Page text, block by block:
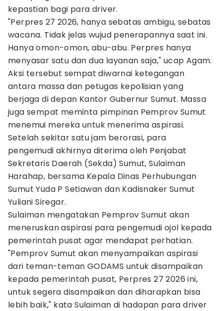
kepastian bagi para driver.
"Perpres 27 2026, hanya sebatas ambigu, sebatas
wacana. Tidak jelas wujud penerapannya saat ini.
Hanya omon-omon, abu-abu. Perpres hanya
menyasar satu dan dua layanan saja," ucap Agam.
Aksi tersebut sempat diwarnai ketegangan
antara massa dan petugas kepolisian yang
berjaga di depan Kantor Gubernur Sumut. Massa
juga sempat meminta pimpinan Pemprov Sumut
menemui mereka untuk menerima aspirasi.
Setelah sekitar satu jam berorasi, para
pengemudi akhirnya diterima oleh Penjabat
Sekretaris Daerah (Sekda) Sumut, Sulaiman
Harahap, bersama Kepala Dinas Perhubungan
Sumut Yuda P Setiawan dan Kadisnaker Sumut
Yuliani Siregar.
Sulaiman mengatakan Pemprov Sumut akan
meneruskan aspirasi para pengemudi ojol kepada
pemerintah pusat agar mendapat perhatian.
"Pemprov Sumut akan menyampaikan aspirasi
dari teman-teman GODAMS untuk disampaikan
kepada pemerintah pusat, Perpres 27 2026 ini,
untuk segera disampaikan dan diharapkan bisa
lebih baik," kata Sulaiman di hadapan para driver